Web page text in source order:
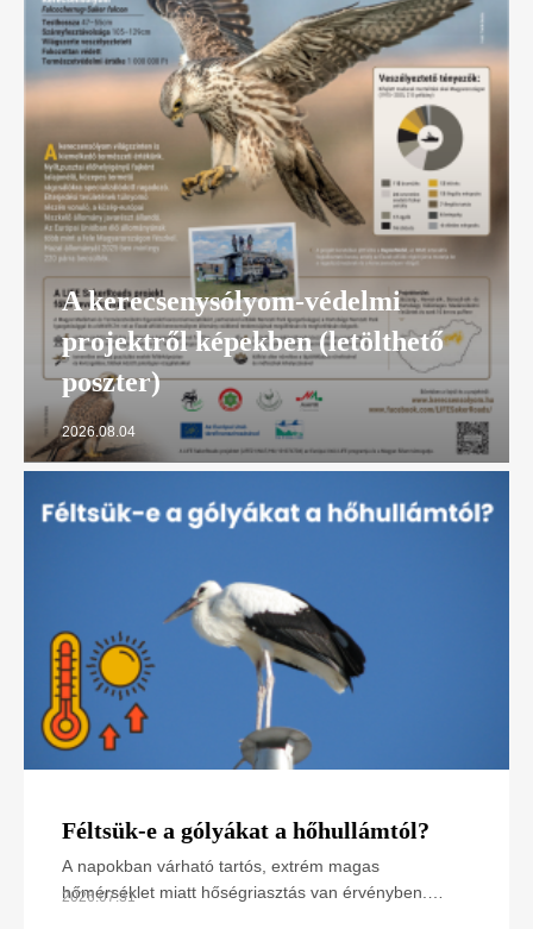
A kerecsenysólyom-védelmi
projektről képekben (letölthető
poszter)
2026.08.04
Féltsük-e a gólyákat a hőhullámtól?
A napokban várható tartós, extrém magas
hőmérséklet miatt hőségriasztás van érvényben.
2026.07.31